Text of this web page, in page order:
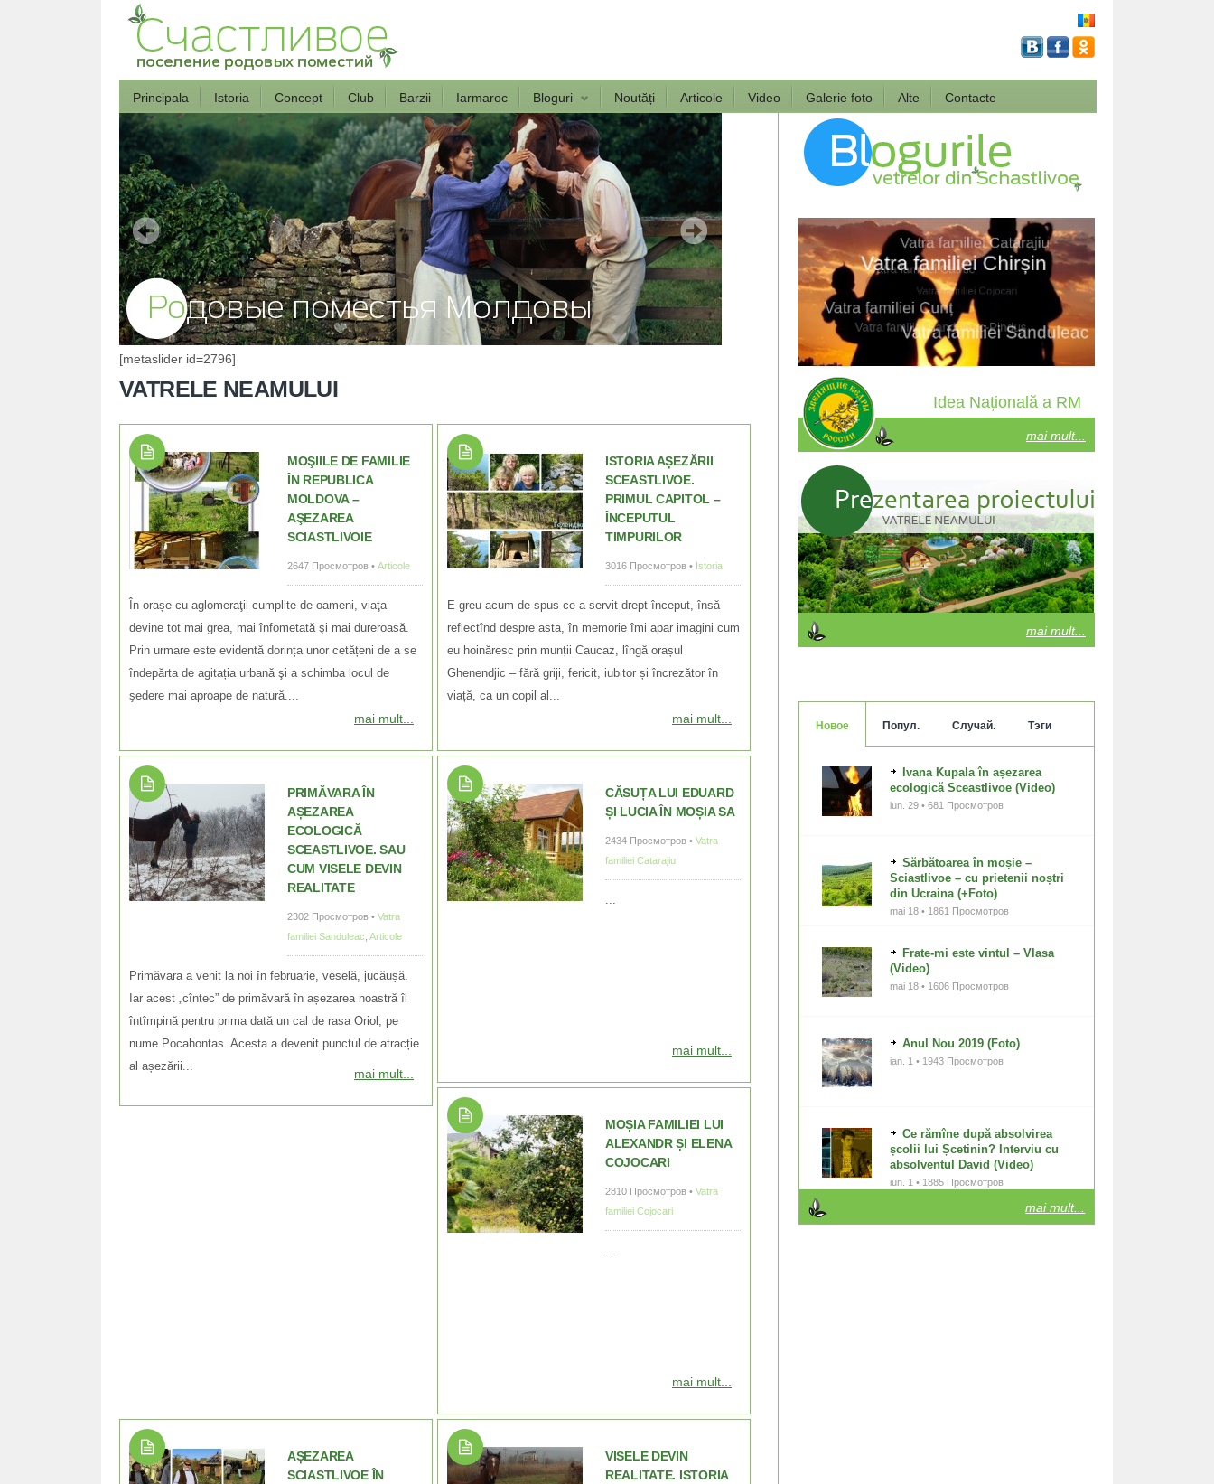
Principala Istoria Concept Club Barzii Iarmaroc Bloguri Noutăți Articole Video Galerie foto Alte Contacte
[metaslider id=2796]
VATRELE NEAMULUI
MOŞIILE DE FAMILIE
ÎN REPUBLICA
MOLDOVA –
AŞEZAREA
SCIASTLIVOIE
2647 Просмотров • Articole
mai mult...
În orașe cu aglomeraţii cumplite de oameni, viaţa
devine tot mai grea, mai înfometată şi mai dureroasă.
Prin urmare este evidentă dorința unor cetățeni de a se
îndepărta de agitația urbană şi a schimba locul de
şedere mai aproape de natură....
ISTORIA AȘEZĂRII
SCEASTLIVOE.
PRIMUL CAPITOL –
ÎNCEPUTUL
TIMPURILOR
3016 Просмотров • Istoria
mai mult...
E greu acum de spus ce a servit drept început, însă
reflectînd despre asta, în memorie îmi apar imagini cum
eu hoinăresc prin munții Caucaz, lîngă orașul
Ghenendjic – fără griji, fericit, iubitor și încrezător în
viață, ca un copil al...
PRIMĂVARA ÎN
AȘEZAREA
ECOLOGICĂ
SCEASTLIVOE. SAU
CUM VISELE DEVIN
REALITATE
2302 Просмотров • Vatra
familiei Sanduleac Articole
mai mult...
Primăvara a venit la noi în februarie, veselă, jucăușă.
Iar acest „cîntec” de primăvară în așezarea noastră îl
întîmpină pentru prima dată un cal de rasa Oriol, pe
nume Poсahontas. Acesta a devenit punctul de atracție
al așezării...
CĂSUȚA LUI EDUARD
ȘI LUCIA ÎN MOȘIA SA
2434 Просмотров • Vatra
familiei Catarajiu
mai mult...
...
MOȘIA FAMILIEI LUI
ALEXANDR ȘI ELENA
COJOCARI
2810 Просмотров • Vatra
familiei Cojocari
mai mult...
...
AȘEZAREA
SCIASTLIVOE ÎN
VISELE DEVIN
REALITATE. ISTORIA
Idea Națională a RM
mai mult...
mai mult...
Новое Попул. Случай. Тэги
Ivana Kupala în așezarea
ecologică Sceastlivoe (Video)
iun. 29 • 681 Просмотров
Sărbătoarea în moșie –
Sciastlivoe – cu prietenii noștri
din Ucraina (+Foto)
mai 18 • 1861 Просмотров
Frate-mi este vintul – Vlasa
(Video)
mai 18 • 1606 Просмотров
Anul Nou 2019 (Foto)
ian. 1 • 1943 Просмотров
Ce rămîne după absolvirea
școlii lui Șcetinin? Interviu cu
absolventul David (Video)
iun. 1 • 1885 Просмотров
mai mult...